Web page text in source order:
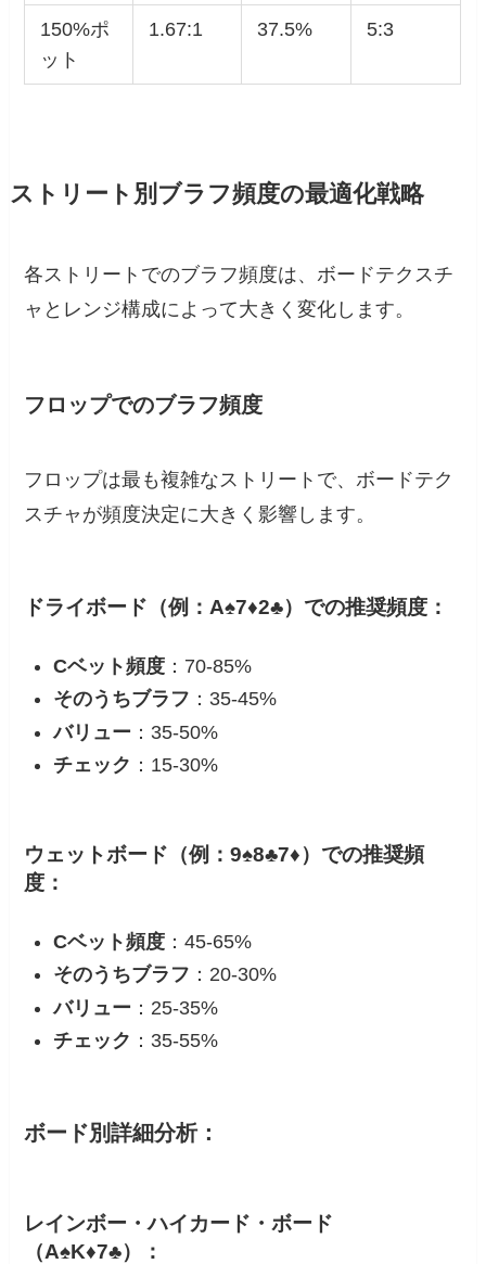
150%ポ
ット
1.67:1 37.5% 5:3
ストリート別ブラフ頻度の最適化戦略
各ストリートでのブラフ頻度は、ボードテクスチ
ャとレンジ構成によって大きく変化します。
フロップでのブラフ頻度
フロップは最も複雑なストリートで、ボードテク
スチャが頻度決定に大きく影響します。
ドライボード（例：A♠7♦2♣）での推奨頻度：
Cベット頻度 ：70-85%
そのうちブラフ ：35-45%
バリュー ：35-50%
チェック ：15-30%
ウェットボード（例：9♠8♣7♦）での推奨頻
度：
Cベット頻度 ：45-65%
そのうちブラフ ：20-30%
バリュー ：25-35%
チェック ：35-55%
ボード別詳細分析：
レインボー・ハイカード・ボード
（A♠K♦7♣）：